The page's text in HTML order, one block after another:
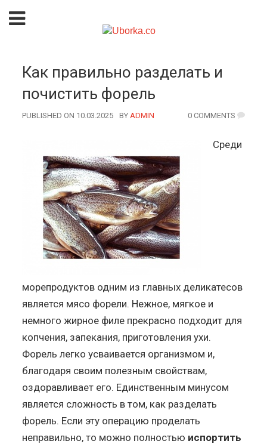
Как правильно разделать и
почистить форель
PUBLISHED ON 10.03.2025 BY AUTHOR
ADMIN 0 COMMENTS
Среди
морепродуктов одним из главных деликатесов
является мясо форели. Нежное, мягкое и
немного жирное филе прекрасно подходит для
копчения, запекания, приготовления ухи.
Форель легко усваивается организмом и,
благодаря своим полезным свойствам,
оздоравливает его. Единственным минусом
является сложность в том, как разделать
форель. Если эту операцию проделать
неправильно, то можно полностью испортить